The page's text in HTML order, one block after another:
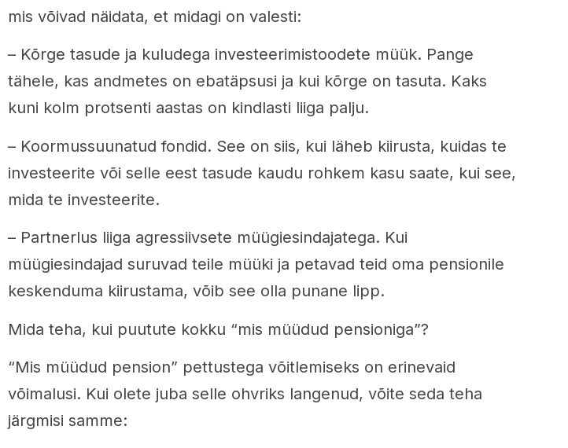
mis võivad näidata, et midagi on valesti:
– Kõrge tasude ja kuludega investeerimistoodete müük. Pange
tähele, kas andmetes on ebatäpsusi ja kui kõrge on tasuta. Kaks
kuni kolm protsenti aastas on kindlasti liiga palju.
– Koormussuunatud fondid. See on siis, kui läheb kiirusta, kuidas te
investeerite või selle eest tasude kaudu rohkem kasu saate, kui see,
mida te investeerite.
– Partnerlus liiga agressiivsete müügiesindajatega. Kui
müügiesindajad suruvad teile müüki ja petavad teid oma pensionile
keskenduma kiirustama, võib see olla punane lipp.
Mida teha, kui puutute kokku “mis müüdud pensioniga”?
“Mis müüdud pension” pettustega võitlemiseks on erinevaid
võimalusi. Kui olete juba selle ohvriks langenud, võite seda teha
järgmisi samme: